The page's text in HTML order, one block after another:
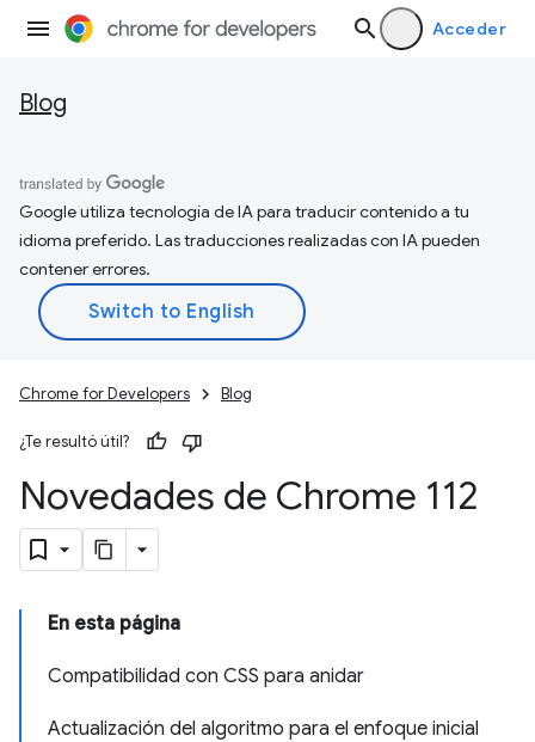
Acceder
Blog
Google utiliza tecnología de IA para traducir contenido a tu
idioma preferido. Las traducciones realizadas con IA pueden
contener errores.
Chrome for Developers Blog
¿Te resultó útil?
Novedades de Chrome 112
En esta página
Compatibilidad con CSS para anidar
Actualización del algoritmo para el enfoque inicial